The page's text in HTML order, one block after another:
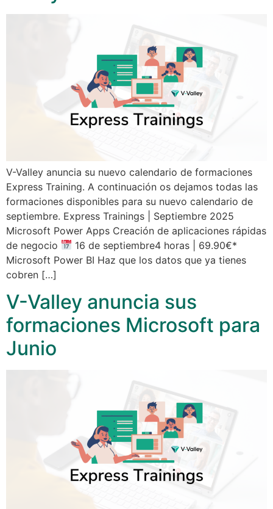
V-Valley anuncia su nuevo calendario de formaciones
Express Training. A continuación os dejamos todas las
formaciones disponibles para su nuevo calendario de
septiembre. Express Trainings | Septiembre 2025
Microsoft Power Apps Creación de aplicaciones rápidas
de negocio
16 de septiembre4 horas | 69.90€*
Microsoft Power BI Haz que los datos que ya tienes
cobren […]
V-Valley anuncia sus
formaciones Microsoft para
Junio